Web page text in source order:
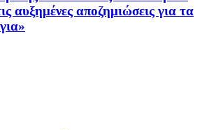
αυξημένες αποζημιώσεις για τα